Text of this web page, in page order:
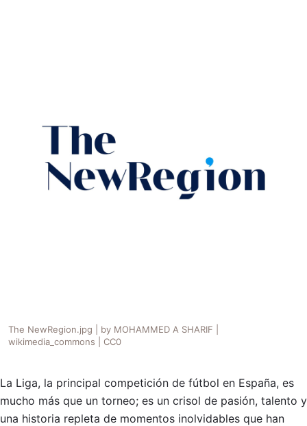
The NewRegion.jpg | by MOHAMMED A SHARIF |
wikimedia_commons | CC0
La Liga, la principal competición de fútbol en España, es
mucho más que un torneo; es un crisol de pasión, talento y
una historia repleta de momentos inolvidables que han